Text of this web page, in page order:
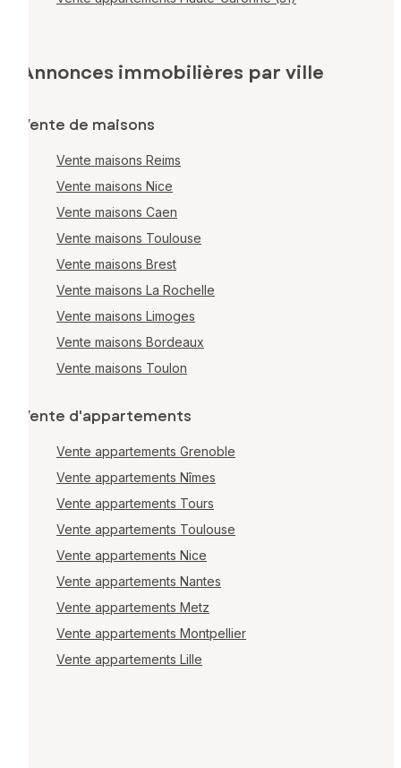
Annonces immobilières par ville
Vente de maisons
Vente maisons Reims
Vente maisons Nice
Vente maisons Caen
Vente maisons Toulouse
Vente maisons Brest
Vente maisons La Rochelle
Vente maisons Limoges
Vente maisons Bordeaux
Vente maisons Toulon
Vente d'appartements
Vente appartements Grenoble
Vente appartements Nîmes
Vente appartements Tours
Vente appartements Toulouse
Vente appartements Nice
Vente appartements Nantes
Vente appartements Metz
Vente appartements Montpellier
Vente appartements Lille